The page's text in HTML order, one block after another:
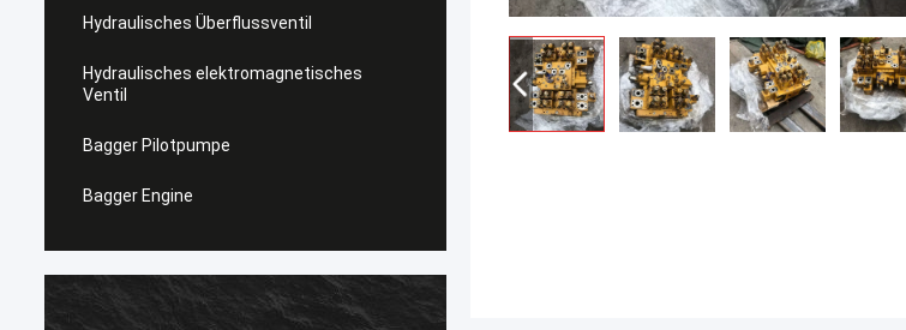
Hydraulisches Überflussventil
Hydraulisches elektromagnetisches
Ventil
Bagger Pilotpumpe
Bagger Engine